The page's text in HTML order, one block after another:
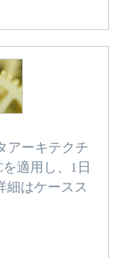
アーキテクチ
を適用し、1日
細はケースス